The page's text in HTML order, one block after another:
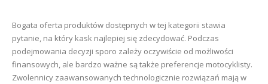
Bogata oferta produktów dostępnych w tej kategorii stawia
pytanie, na który kask najlepiej się zdecydować. Podczas
podejmowania decyzji sporo zależy oczywiście od możliwości
finansowych, ale bardzo ważne są także preferencje motocyklisty.
Zwolennicy zaawansowanych technologicznie rozwiązań mają w